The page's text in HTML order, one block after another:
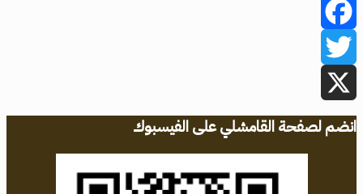
Facebook
Twitter
X
انضم لصفحة القامشلي على الفيسبوك